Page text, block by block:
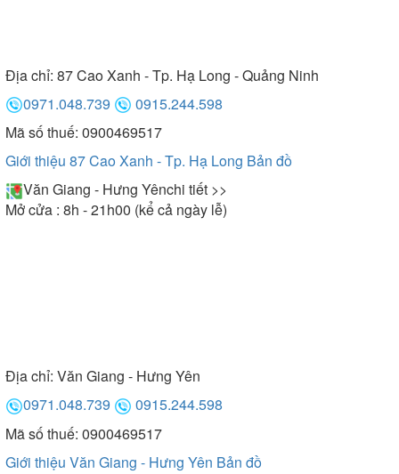
Địa chỉ: 87 Cao Xanh - Tp. Hạ Long - Quảng Ninh
0971.048.739
0915.244.598
Mã số thuế: 0900469517
Giới thiệu 87 Cao Xanh - Tp. Hạ Long Bản đồ
Văn Giang - Hưng Yênchi tiết >>
Mở cửa : 8h - 21h00 (kể cả ngày lễ)
Địa chỉ: Văn Giang - Hưng Yên
0971.048.739
0915.244.598
Mã số thuế: 0900469517
Giới thiệu Văn Giang - Hưng Yên Bản đồ